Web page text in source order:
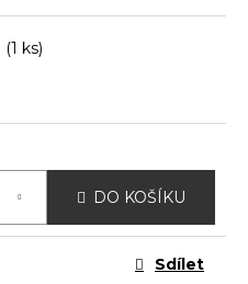
(1 ks)
DO KOŠÍKU
Sdílet